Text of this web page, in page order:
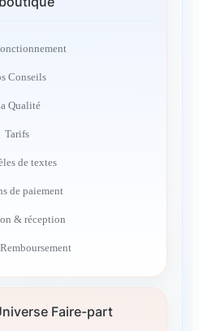
Conseils
Qualité
Tarifs
de textes
de paiement
& réception
Faire-part